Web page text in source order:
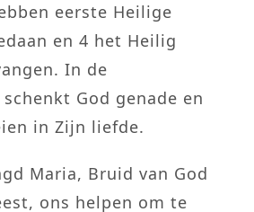
eerste Heilige
en 4 het Heilig
In de
God genade en
in Zijn liefde.
Maria, Bruid van God
ons helpen om te